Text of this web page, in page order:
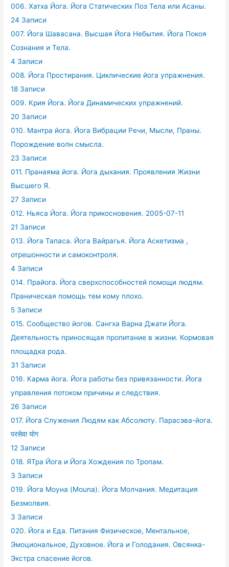
006. Хатха Йога. Йога Статических Поз Тела или Асаны.
24 Записи
007. Йога Шавасана. Высшая Йога Небытия. Йога Покоя
Сознания и Тела.
4 Записи
008. Йога Простирания. Циклические йога упражнения.
18 Записи
009. Крия Йога. Йога Динамических упражнений.
20 Записи
010. Мантра йога. Йога Вибрации Речи, Мысли, Праны.
Порождение волн смысла.
23 Записи
011. Пранаяма йога. Йога дыхания. Проявления Жизни
Высшего Я.
27 Записи
012. Ньяса Йога. Йога прикосновения. 2005-07-11
21 Записи
013. Йога Тапаса. Йога Вайрагья. Йога Аскетизма ,
отрешонности и самоконтроля.
4 Записи
014. Прайога. Йога сверхспособностей помощи людям.
Праническая помощь тем кому плохо.
5 Записи
015. Сообщество йогов. Сангха Варна Джати Йога.
Деятельность приносящая пропитание в жизни. Кормовая
площадка рода.
31 Записи
016. Карма йога. Йога работы без привязанности. Йога
управления потоком причины и следствия.
26 Записи
017. Йога Служения Людям как Абсолюту. Парасэва-йога.
परसेवा योग
12 Записи
018. ЯТра Йога и Йога Хождения по Тропам.
3 Записи
019. Йога Моуна (Mouna). Йога Молчания. Медитация
Безмолвия.
3 Записи
020. Йога и Еда. Питания Физическое, Ментальное,
Эмоциональное, Духовное. Йога и Голодания. Овсянка-
Экстра спасение йогов.